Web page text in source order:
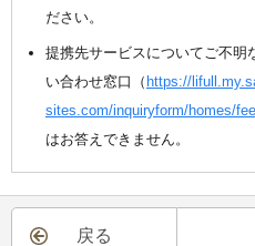
ださい。
提携先サービスについてご不明
い合わせ窓口（ https://
sites.com/inquiryform/homes/
はお答えできません。
戻る